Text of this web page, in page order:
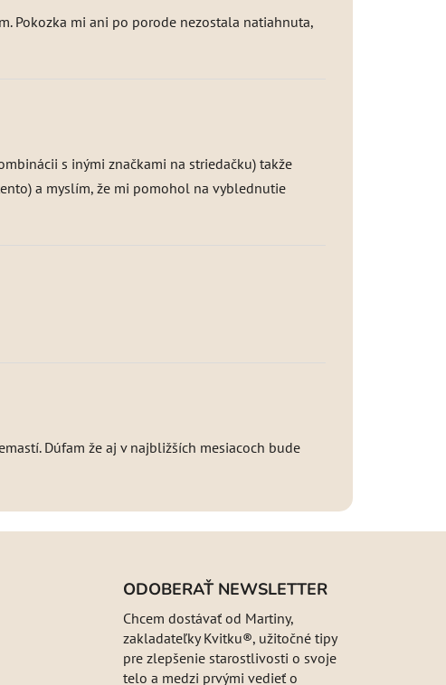
Pokozka mi ani po porode nezostala natiahnuta,
s inými značkami na striedačku) takže
a myslím, že mi pomohol na vyblednutie
Dúfam že aj v najbližších mesiacoch bude
ODOBERAŤ NEWSLETTER
Chcem dostávať od Martiny,
zakladateľky Kvitku®, užitočné tipy
pre zlepšenie starostlivosti o svoje
telo a medzi prvými vedieť o